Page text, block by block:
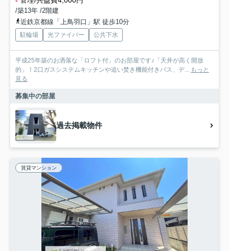
/築13年 /2階建
近鉄京都線「上鳥羽口」駅 徒歩10分
駐輪場 光ファイバー 公共下水
平成25年築のお洒落な「ロフト付」のお部屋です♪「天井が高く開放
的」！2口ガスシステムキッチンや追い焚き機能付きバス、デ... もっと
見る
募集中の部屋
過去掲載物件
賃貸マンション